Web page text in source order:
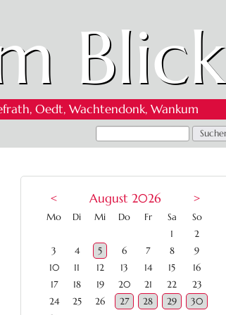
Blick
Oedt, Wachtendonk, Wankum
< August 2026 >
Montag
Dienstag
Mittwoch
Donnerstag
FreitagSamstag
Sonntag
1
2
3
4 5 6 7 8
9
10
11 12 13 14 15
16
17
18 19 20 21 22
23
24
25 26 27 28 29
30